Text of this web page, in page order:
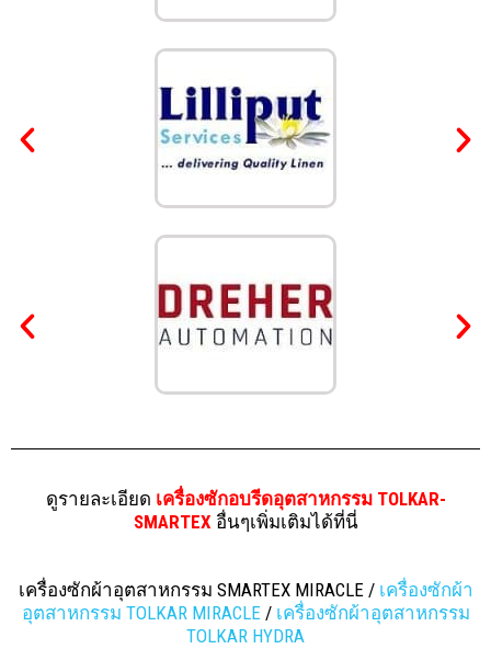
ดูรายละเอียด เครื่องซักอบรีดอุตสาหกรรม TOLKAR-
SMARTEX อื่นๆเพิ่มเติมได้ที่นี่
เครื่องซักผ้าอุตสาหกรรม SMARTEX MIRACLE / เครื่องซักผ้า
อุตสาหกรรม TOLKAR MIRACLE/ เครื่องซักผ้าอุตสาหกรรม
TOLKAR HYDRA